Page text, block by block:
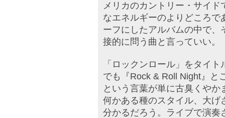
メリカのカントリー・サイ
なエネルギーのよりどころ
ーフにしたアルバムの中で
接的に問う曲と言っていい。
「ロックンロール」をタイ
でも『Rock & Roll Night』と
という言葉が単に古臭くや
何かある種のスタイル、大げ
分かるだろう。ライブで演奏